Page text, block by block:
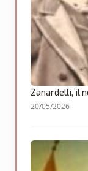
Zanardelli, il
20/05/2026